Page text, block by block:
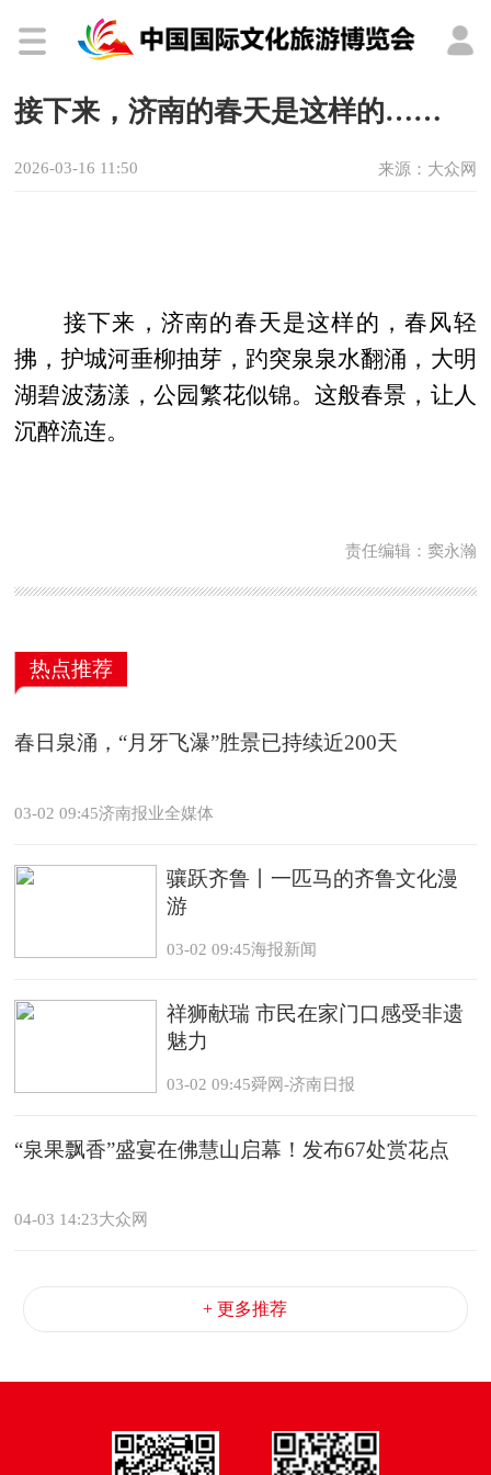
接下来，济南的春天是这样的……
2026-03-16 11:50 来源：大众网
接下来，济南的春天是这样的，春风轻
拂，护城河垂柳抽芽，趵突泉泉水翻涌，大明
湖碧波荡漾，公园繁花似锦。这般春景，让人
沉醉流连。
责任编辑：窦永瀚
热点推荐
春日泉涌，“月牙飞瀑”胜景已持续近200天
03-02 09:45济南报业全媒体
骧跃齐鲁丨一匹马的齐鲁文化漫
游
03-02 09:45海报新闻
祥狮献瑞 市民在家门口感受非遗
魅力
03-02 09:45舜网-济南日报
“泉果飘香”盛宴在佛慧山启幕！发布67处赏花点
04-03 14:23大众网
+ 更多推荐